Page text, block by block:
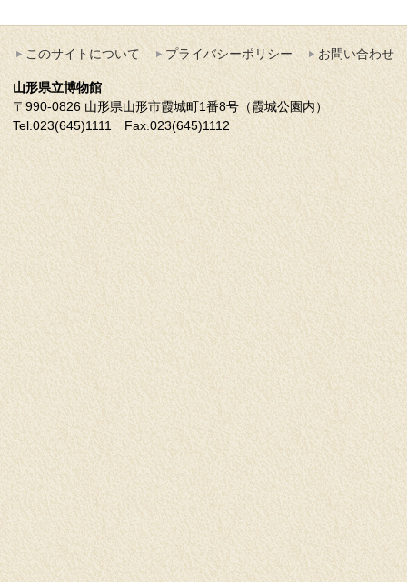
このサイトについて プライバシーポリシー お問い合わせ
山形県立博物館
〒990-0826 山形県山形市霞城町1番8号（霞城公園内）
Tel.023(645)1111 Fax.023(645)1112